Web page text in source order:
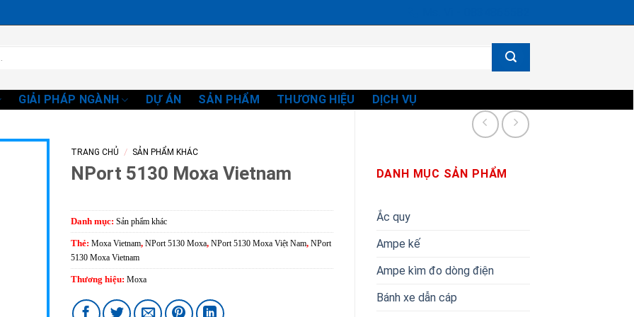
GIẢI PHÁP NGÀNH DỰ ÁN SẢN PHẨM THƯƠNG HIỆU DỊCH VỤ
DANH MỤC SẢN PHẨM
Ắc quy
Ampe kế
Ampe kìm đo dòng điện
Bánh xe dẫn cáp
TRANG CHỦ / SẢN PHẨM KHÁC
NPort 5130 Moxa Vietnam
Danh mục: Sản phẩm khác
Thẻ: Moxa Vietnam, NPort 5130 Moxa, NPort 5130 Moxa Việt Nam, NPort
5130 Moxa Vietnam
Thương hiệu: Moxa